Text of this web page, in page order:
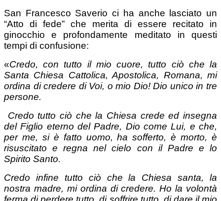
San Francesco Saverio ci ha anche lasciato un
“Atto di fede” che merita di essere recitato in
ginocchio e profondamente meditato in questi
tempi di confusione:
«Credo, con tutto il mio cuore, tutto ciò che la
Santa Chiesa Cattolica, Apostolica, Romana, mi
ordina di credere di Voi, o mio Dio! Dio unico in tre
persone.
Credo tutto ciò che la Chiesa crede ed insegna
del Figlio eterno del Padre, Dio come Lui, e che,
per me, si è fatto uomo, ha sofferto, è morto, è
risuscitato e regna nel cielo con il Padre e lo
Spirito Santo.
Credo infine tutto ciò che la Chiesa santa, la
nostra madre, mi ordina di credere. Ho la volontà